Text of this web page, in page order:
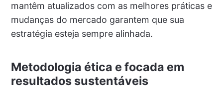
mantêm atualizados com as melhores práticas e
mudanças do mercado garantem que sua
estratégia esteja sempre alinhada.
Metodologia ética e focada em
resultados sustentáveis